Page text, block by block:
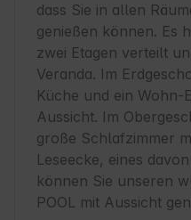
dass Sie in allen
genießen können. Es
zwei Etagen verteilt
Veranda. Im
Küche und ein Wohn-
Aussicht. Im
große Schlafzimmer
Leseecke, eines
können Sie unseren
POOL mit Aussicht